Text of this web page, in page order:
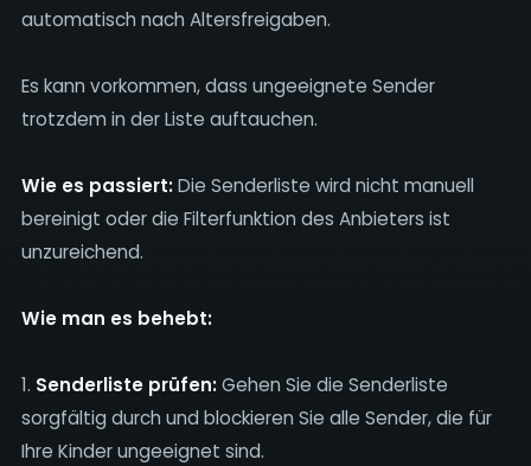
automatisch nach Altersfreigaben.
Es kann vorkommen, dass ungeeignete Sender
trotzdem in der Liste auftauchen.
Wie es passiert:Die Senderliste wird nicht manuell
bereinigt oder die Filterfunktion des Anbieters ist
unzureichend.
Wie man es behebt:
1. Senderliste prüfen:Gehen Sie die Senderliste
sorgfältig durch und blockieren Sie alle Sender, die für
Ihre Kinder ungeeignet sind.